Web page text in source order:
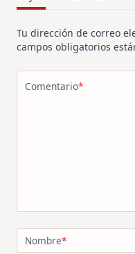
Tu dirección de correo
campos obligatorios
Comentario*
Nombre*